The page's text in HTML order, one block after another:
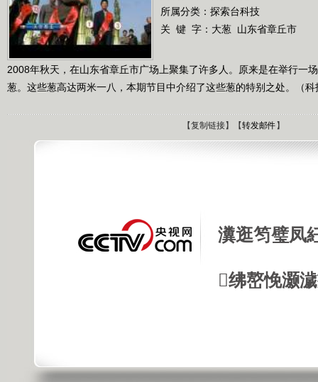
所属分类：探索台科技
关 键 字： 大葱 山东省章丘市
2008年秋天，在山东省章丘市广场上聚集了许多人。原来是在举行一
葱。这些葱高达两米一八，本期节目中介绍了这些葱的特别之处。（
【复制链接】【转发邮件 】
瀵逛笉璧凤
绋嶅悗灏